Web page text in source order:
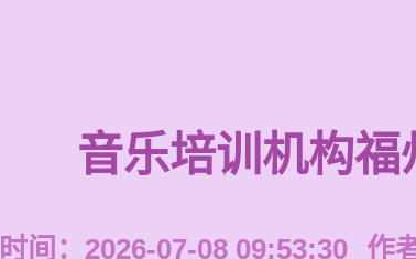
音乐培训机构福
时间：2026-07-08 09:53:30 作